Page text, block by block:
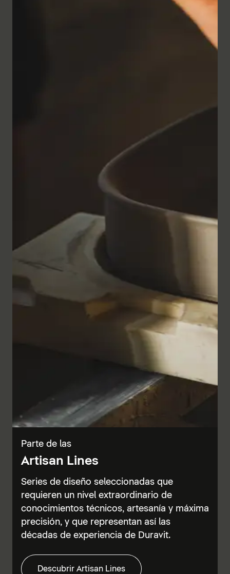
Parte de las
Artisan Lines
Series de diseño seleccionadas que
requieren un nivel extraordinario de
conocimientos técnicos, artesanía y máxima
precisión, y que representan así las
décadas de experiencia de Duravit.
Descubrir Artisan Lines